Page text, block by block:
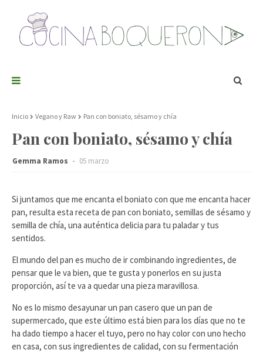
Inicio Vegano y Raw Pan con boniato, sésamo y chía
Pan con boniato, sésamo y chía
Gemma Ramos 05 marzo
Si juntamos que me encanta el boniato con que me encanta hacer
pan, resulta esta receta de pan con boniato, semillas de sésamo y
semilla de chía, una auténtica delicia para tu paladar y tus
sentidos.
El mundo del pan es mucho de ir combinando ingredientes, de
pensar que le va bien, que te gusta y ponerlos en su justa
proporción, así te va a quedar una pieza maravillosa.
No es lo mismo desayunar un pan casero que un pan de
supermercado, que este último está bien para los días que no te
ha dado tiempo a hacer el tuyo, pero no hay color con uno hecho
en casa, con sus ingredientes de calidad, con su fermentación